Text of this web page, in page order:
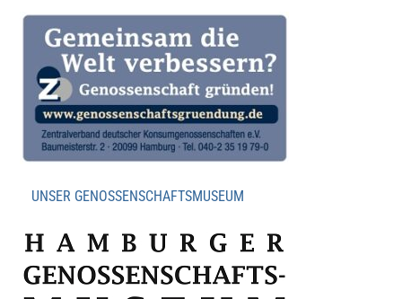
UNSER GENOSSENSCHAFTSMUSEUM